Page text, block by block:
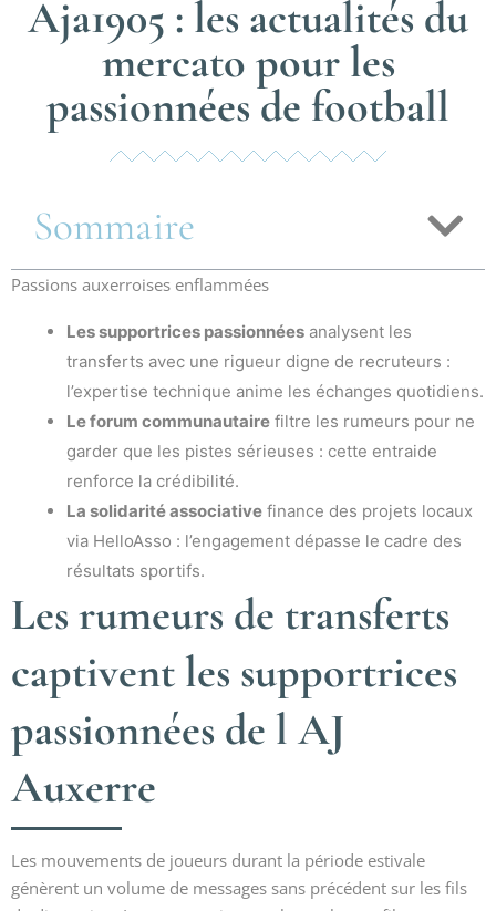
Aja1905 : les actualités du
mercato pour les
passionnées de football
Sommaire
Passions auxerroises enflammées
Les supportrices passionnées analysent les
transferts avec une rigueur digne de recruteurs :
l’expertise technique anime les échanges quotidiens.
Le forum communautaire filtre les rumeurs pour ne
garder que les pistes sérieuses : cette entraide
renforce la crédibilité.
La solidarité associative finance des projets locaux
via HelloAsso : l’engagement dépasse le cadre des
résultats sportifs.
Les rumeurs de transferts
captivent les supportrices
passionnées de l AJ
Auxerre
Les mouvements de joueurs durant la période estivale
génèrent un volume de messages sans précédent sur les fils